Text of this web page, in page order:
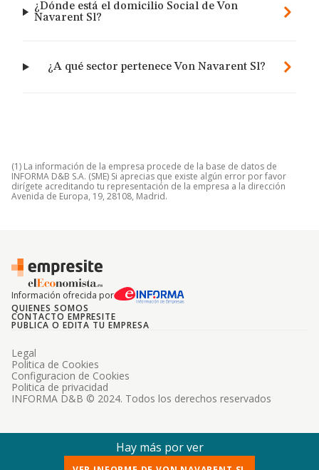
¿Dónde está el domicilio Social de Von
Navarent Sl?
¿A qué sector pertenece Von Navarent Sl?
(1) La información de la empresa procede de la base de datos de
INFORMA D&B S.A. (SME) Si aprecias que existe algún error por favor
dirígete acreditando tu representación de la empresa a la dirección
Avenida de Europa, 19, 28108, Madrid.
Información ofrecida por
QUIENES SOMOS
CONTACTO EMPRESITE
PUBLICA O EDITA TU EMPRESA
INFORMA D&B © 2024. Todos los derechos reservados
Legal
Politica de Cookies
Configuracion de Cookies
Politica de privacidad
Hay más por ver